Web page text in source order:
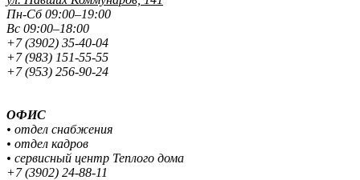
Пн-Сб 09:00–19:00
Вс 09:00–18:00
+7 (3902) 35-40-04
+7 (983) 151-55-55
+7 (953) 256-90-24
ОФИС
• отдел снабжения
• отдел кадров
• сервисный центр Теплого дома
+7 (3902) 24-88-11